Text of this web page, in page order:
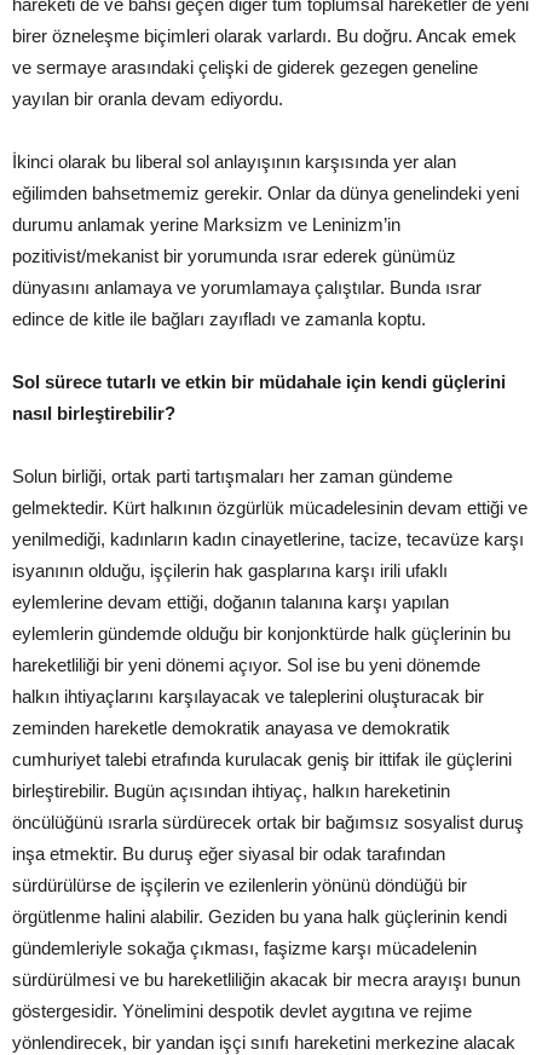
hareketi de ve bahsi geçen diğer tüm toplumsal hareketler de yeni
birer özneleşme biçimleri olarak varlardı. Bu doğru. Ancak emek
ve sermaye arasındaki çelişki de giderek gezegen geneline
yayılan bir oranla devam ediyordu.
İkinci olarak bu liberal sol anlayışının karşısında yer alan
eğilimden bahsetmemiz gerekir. Onlar da dünya genelindeki yeni
durumu anlamak yerine Marksizm ve Leninizm’in
pozitivist/mekanist bir yorumunda ısrar ederek günümüz
dünyasını anlamaya ve yorumlamaya çalıştılar. Bunda ısrar
edince de kitle ile bağları zayıfladı ve zamanla koptu.
Sol sürece tutarlı ve etkin bir müdahale için kendi güçlerini
nasıl birleştirebilir?
Solun birliği, ortak parti tartışmaları her zaman gündeme
gelmektedir. Kürt halkının özgürlük mücadelesinin devam ettiği ve
yenilmediği, kadınların kadın cinayetlerine, tacize, tecavüze karşı
isyanının olduğu, işçilerin hak gasplarına karşı irili ufaklı
eylemlerine devam ettiği, doğanın talanına karşı yapılan
eylemlerin gündemde olduğu bir konjonktürde halk güçlerinin bu
hareketliliği bir yeni dönemi açıyor. Sol ise bu yeni dönemde
halkın ihtiyaçlarını karşılayacak ve taleplerini oluşturacak bir
zeminden hareketle demokratik anayasa ve demokratik
cumhuriyet talebi etrafında kurulacak geniş bir ittifak ile güçlerini
birleştirebilir. Bugün açısından ihtiyaç, halkın hareketinin
öncülüğünü ısrarla sürdürecek ortak bir bağımsız sosyalist duruş
inşa etmektir. Bu duruş eğer siyasal bir odak tarafından
sürdürülürse de işçilerin ve ezilenlerin yönünü döndüğü bir
örgütlenme halini alabilir. Geziden bu yana halk güçlerinin kendi
gündemleriyle sokağa çıkması, faşizme karşı mücadelenin
sürdürülmesi ve bu hareketliliğin akacak bir mecra arayışı bunun
göstergesidir. Yönelimini despotik devlet aygıtına ve rejime
yönlendirecek, bir yandan işçi sınıfı hareketini merkezine alacak